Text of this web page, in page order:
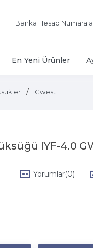
Banka Hesap
En Yeni Ürünler
Gwest
IYF-4.0
Yorumlar(0)